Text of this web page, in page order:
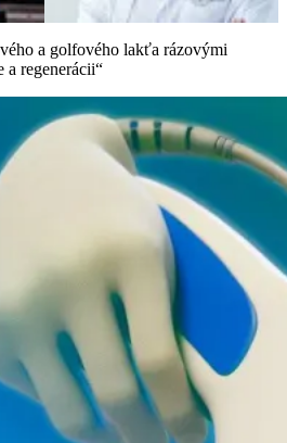
a golfového lakťa rázovými
regenerácii“